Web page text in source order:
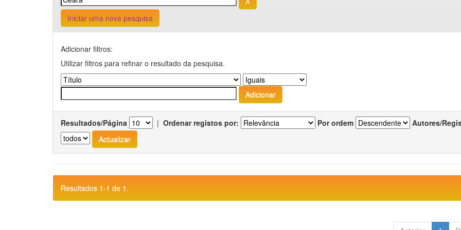
Iniciar uma nova pesquisa
Adicionar filtros:
Utilizar filtros para refinar o resultado da pesquisa.
Resultados/Página | Ordenar registos por: Por ordem Autores/
Resultados 1-1 de 1.